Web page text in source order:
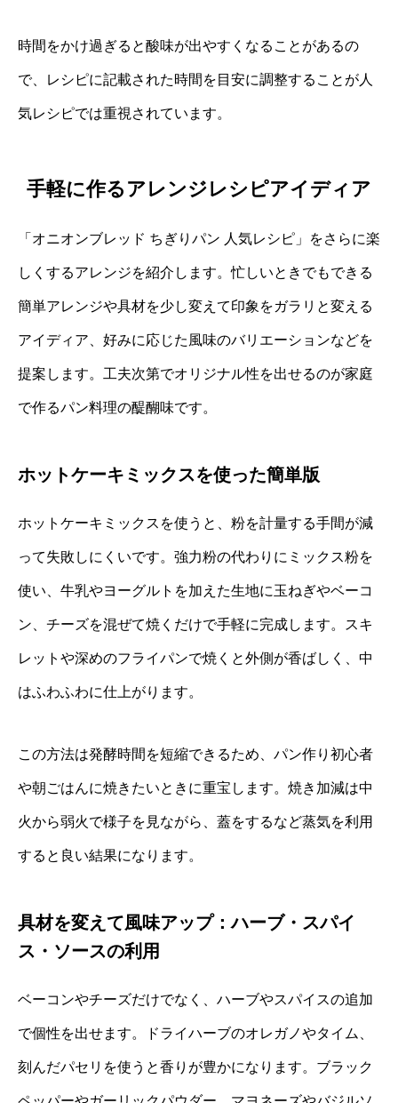
時間をかけ過ぎると酸味が出やすくなることがあるの
で、レシピに記載された時間を目安に調整することが人
気レシピでは重視されています。
手軽に作るアレンジレシピアイディア
「オニオンブレッド ちぎりパン 人気レシピ」をさらに楽
しくするアレンジを紹介します。忙しいときでもできる
簡単アレンジや具材を少し変えて印象をガラリと変える
アイディア、好みに応じた風味のバリエーションなどを
提案します。工夫次第でオリジナル性を出せるのが家庭
で作るパン料理の醍醐味です。
ホットケーキミックスを使った簡単版
ホットケーキミックスを使うと、粉を計量する手間が減
って失敗しにくいです。強力粉の代わりにミックス粉を
使い、牛乳やヨーグルトを加えた生地に玉ねぎやベーコ
ン、チーズを混ぜて焼くだけで手軽に完成します。スキ
レットや深めのフライパンで焼くと外側が香ばしく、中
はふわふわに仕上がります。
この方法は発酵時間を短縮できるため、パン作り初心者
や朝ごはんに焼きたいときに重宝します。焼き加減は中
火から弱火で様子を見ながら、蓋をするなど蒸気を利用
すると良い結果になります。
具材を変えて風味アップ：ハーブ・スパイ
ス・ソースの利用
ベーコンやチーズだけでなく、ハーブやスパイスの追加
で個性を出せます。ドライハーブのオレガノやタイム、
刻んだパセリを使うと香りが豊かになります。ブラック